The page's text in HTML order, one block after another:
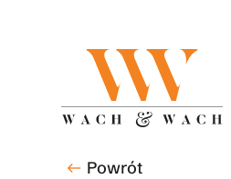
west Powrót